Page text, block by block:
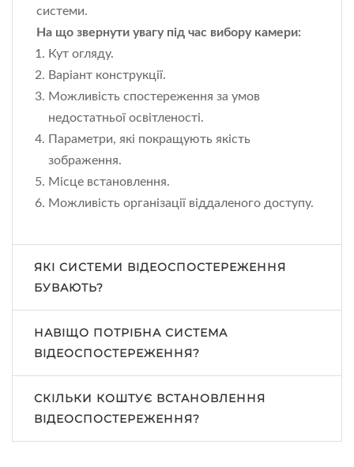
системи.
На що звернути увагу під час вибору камери:
Кут огляду.
Варіант конструкції.
Можливість спостереження за умов
недостатньої освітленості.
Параметри, які покращують якість
зображення.
Місце встановлення.
Можливість організації віддаленого доступу.
ЯКІ СИСТЕМИ ВІДЕОСПОСТЕРЕЖЕННЯ
БУВАЮТЬ?
НАВІЩО ПОТРІБНА СИСТЕМА
ВІДЕОСПОСТЕРЕЖЕННЯ?
СКІЛЬКИ КОШТУЄ ВСТАНОВЛЕННЯ
ВІДЕОСПОСТЕРЕЖЕННЯ?